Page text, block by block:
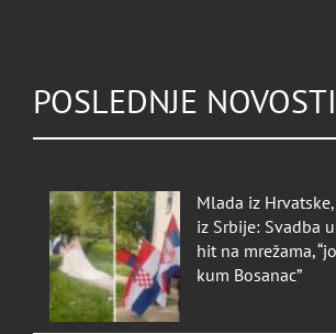
POSLEDNJE NOVOSTI
Mlada iz
iz Srbije: Svadba
hit na mrežama,
kum Bosanac”